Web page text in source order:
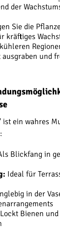
der
Sie die
kräftiges
und
ist ein wahres
Blickfang in
Ideal für
in der
Lockt Bienen und